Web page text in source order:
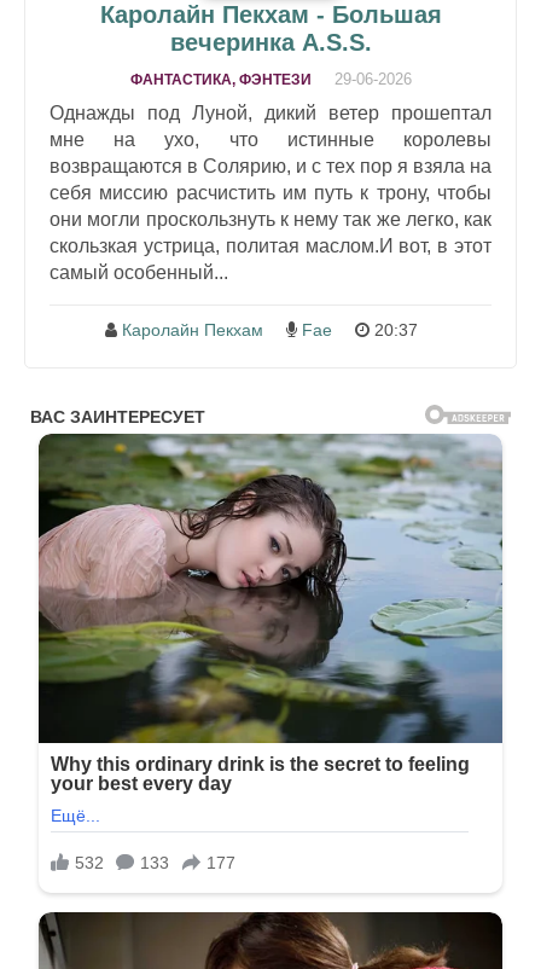
Каролайн Пекхам - Большая
вечеринка A.S.S.
ФАНТАСТИКА, ФЭНТЕЗИ 29-06-2026
Однажды под Луной, дикий ветер прошептал
мне на ухо, что истинные королевы
возвращаются в Солярию, и с тех пор я взяла на
себя миссию расчистить им путь к трону, чтобы
они могли проскользнуть к нему так же легко, как
скользкая устрица, политая маслом.И вот, в этот
самый особенный...
Каролайн Пекхам Fae 20:37